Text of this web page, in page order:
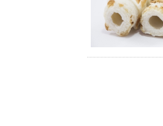
おいしい食べ方